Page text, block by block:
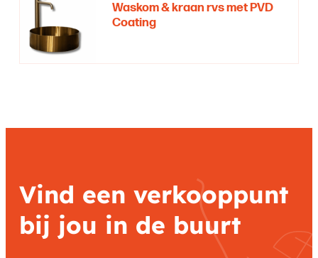
Waskom & kraan rvs met PVD
Coating
Vind een verkooppunt
bij jou in de buurt